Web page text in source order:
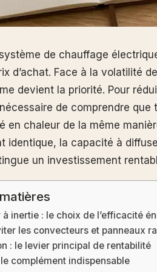
de chauffage
d’achat. Face à la volatilité
devient la priorité. Pour
de comprendre que
en chaleur de la même
identique, la capacité à
un investissement
inertie : le choix de l’efficacité
les convecteurs et panneaux
: le levier principal de rentabilité
complément indispensable